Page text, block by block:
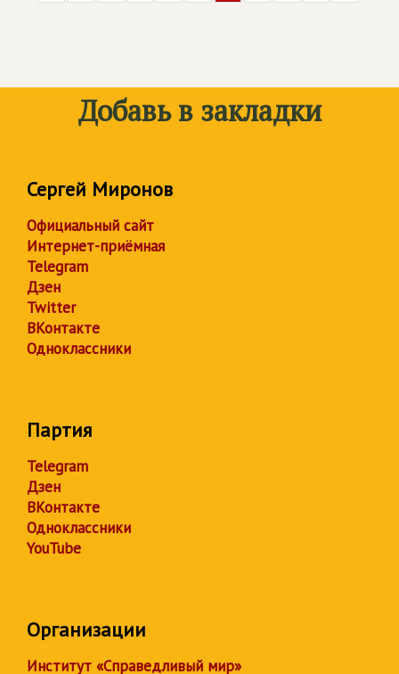
Добавь в закладки
Сергей Миронов
Официальный сайт
Интернет-приёмная
Telegram
Дзен
Twitter
ВКонтакте
Одноклассники
Партия
Telegram
Дзен
ВКонтакте
Одноклассники
YouTube
Организации
Институт «Справедливый мир»